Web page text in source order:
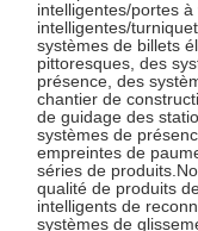
Machine de
Machine de
porte de barrière
Équipement de
Composants de
intelligentes/portes
intelligentes/
systèmes de billets
pittoresques, des
présence, des
chantier de
de guidage des
systèmes de
empreintes de
séries de
qualité de produits
intelligents de
systèmes de